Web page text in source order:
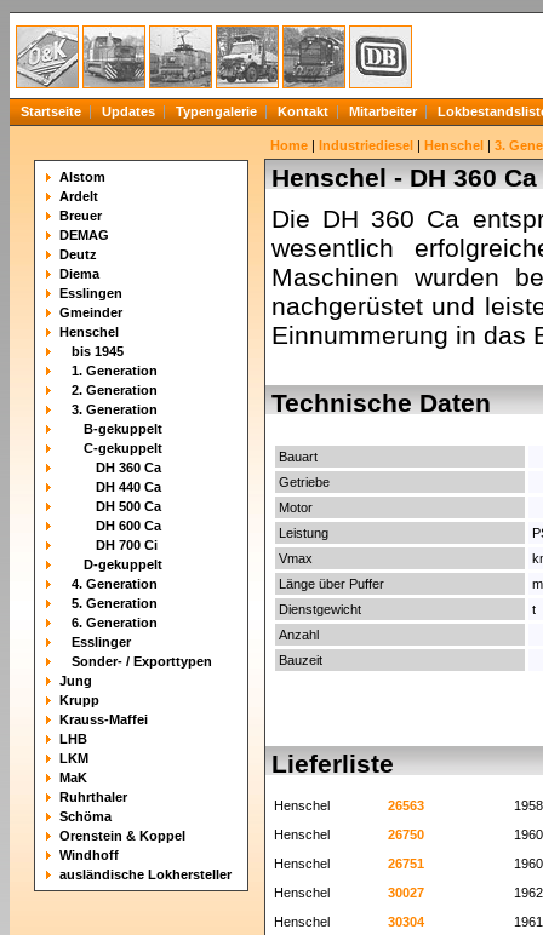
Startseite Updates Typengalerie Kontakt Mitarbeiter
Alstom
Ardelt
Breuer
DEMAG
Deutz
Diema
Esslingen
Gmeinder
Henschel
bis 1945
1. Generation
2. Generation
3. Generation
B-gekuppelt
C-gekuppelt
DH 360 Ca
DH 440 Ca
DH 500 Ca
DH 600 Ca
DH 700 Ci
D-gekuppelt
4. Generation
5. Generation
6. Generation
Esslinger
Sonder- / Exporttypen
Jung
Krupp
Krauss-Maffei
LHB
LKM
MaK
Ruhrthaler
Schöma
Orenstein & Koppel
Windhoff
ausländische Lokhersteller
Home | Industriediesel | Henschel | 3.
Henschel - DH 360 Ca
Die DH 360 Ca
wesentlich
Maschinen wurden
nachgerüstet und
Einnummerung in das
Technische Daten
Bauart
Getriebe
Motor
Leistung
Vmax
Länge über Puffer
Dienstgewicht
t
Anzahl
Bauzeit
Lieferliste
Henschel 26563
1958
Henschel
26750
1960
Henschel
26751
1960
Henschel
30027
1962
Henschel
30304
1961